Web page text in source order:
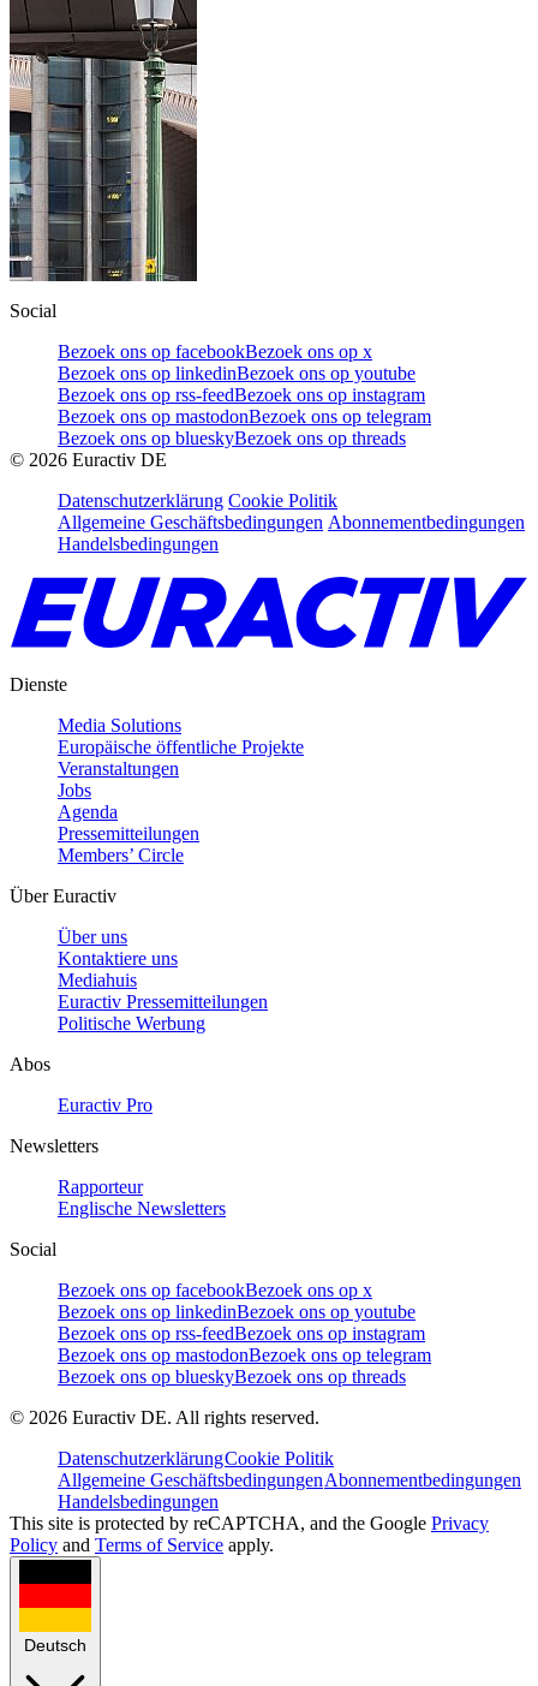
Social
Bezoek ons op facebookBezoek ons op x
Bezoek ons op linkedinBezoek ons op youtube
Bezoek ons op rss-feedBezoek ons op instagram
Bezoek ons op mastodonBezoek ons op telegram
Bezoek ons op blueskyBezoek ons op threads
© 2026 Euractiv DE
Datenschutzerklärung Cookie Politik
Allgemeine Geschäftsbedingungen Abonnementbedingungen
Handelsbedingungen
Dienste
Media Solutions
Europäische öffentliche Projekte
Veranstaltungen
Jobs
Agenda
Pressemitteilungen
Members’ Circle
Über Euractiv
Über uns
Kontaktiere uns
Mediahuis
Euractiv Pressemitteilungen
Politische Werbung
Abos
Euractiv Pro
Newsletters
Rapporteur
Englische Newsletters
Social
Bezoek ons op facebookBezoek ons op x
Bezoek ons op linkedinBezoek ons op youtube
Bezoek ons op rss-feedBezoek ons op instagram
Bezoek ons op mastodonBezoek ons op telegram
Bezoek ons op blueskyBezoek ons op threads
© 2026 Euractiv DE. All rights reserved.
DatenschutzerklärungCookie Politik
Allgemeine GeschäftsbedingungenAbonnementbedingungen
Handelsbedingungen
This site is protected by reCAPTCHA, and the Google Privacy
Policy and Terms of Service apply.
Deutsch